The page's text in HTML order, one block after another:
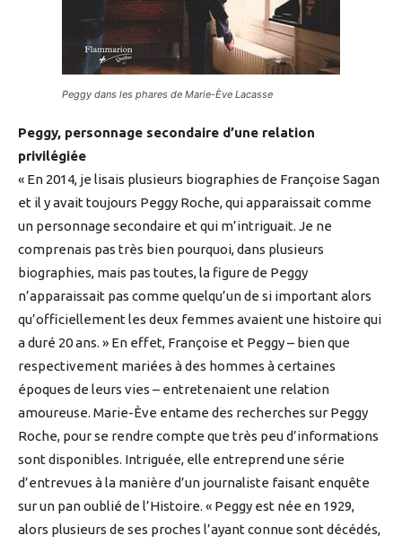
Peggy dans les phares de Marie-Ève Lacasse
Peggy, personnage secondaire d’une relation
privilégiée
« En 2014, je lisais plusieurs biographies de Françoise Sagan
et il y avait toujours Peggy Roche, qui apparaissait comme
un personnage secondaire et qui m’intriguait. Je ne
comprenais pas très bien pourquoi, dans plusieurs
biographies, mais pas toutes, la figure de Peggy
n’apparaissait pas comme quelqu’un de si important alors
qu’officiellement les deux femmes avaient une histoire qui
a duré 20 ans. » En effet, Françoise et Peggy – bien que
respectivement mariées à des hommes à certaines
époques de leurs vies – entretenaient une relation
amoureuse. Marie-Ève entame des recherches sur Peggy
Roche, pour se rendre compte que très peu d’informations
sont disponibles. Intriguée, elle entreprend une série
d’entrevues à la manière d’un journaliste faisant enquête
sur un pan oublié de l’Histoire. « Peggy est née en 1929,
alors plusieurs de ses proches l’ayant connue sont décédés,